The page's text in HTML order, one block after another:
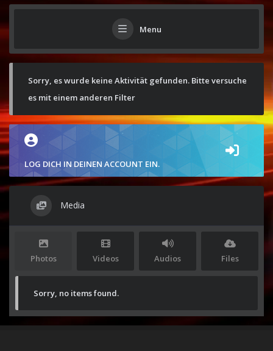
Menu
Sorry, es wurde keine Aktivität gefunden. Bitte versuche
es mit einem anderen Filter
LOG DICH IN DEINEN ACCOUNT EIN.
Media
Photos Videos Audios Files
Sorry, no items found.